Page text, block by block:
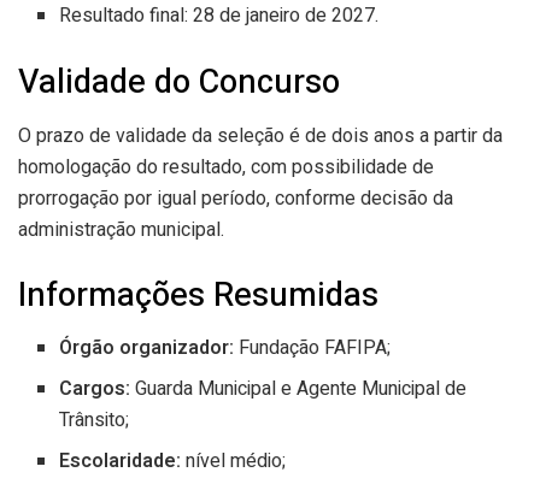
Resultado final: 28 de janeiro de 2027.
Validade do Concurso
O prazo de validade da seleção é de dois anos a partir da
homologação do resultado, com possibilidade de
prorrogação por igual período, conforme decisão da
administração municipal.
Informações Resumidas
Órgão organizador: Fundação FAFIPA;
Cargos: Guarda Municipal e Agente Municipal de
Trânsito;
Escolaridade: nível médio;